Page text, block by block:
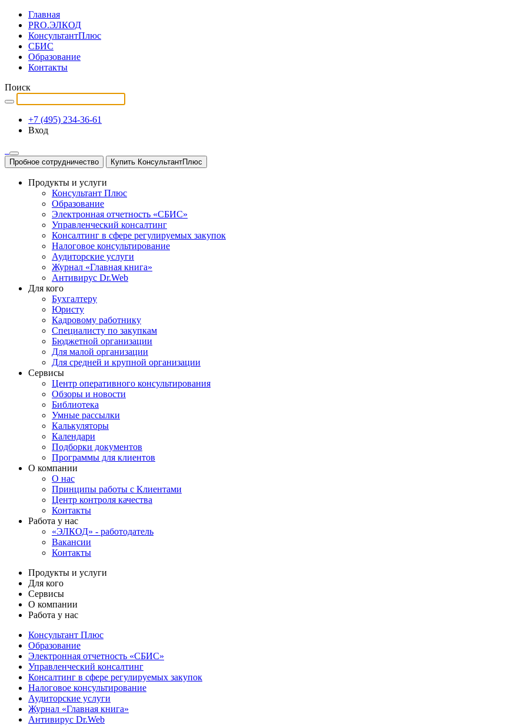
Главная
PRO.ЭЛКОД
КонсультантПлюс
СБИС
Образование
Контакты
Поиск
+7 (495) 234-36-61
Вход
Пробное сотрудничество Купить КонсультантПлюс
Продукты и услуги
Консультант Плюс
Образование
Электронная отчетность «СБИС»
Управленческий консалтинг
Консалтинг в сфере регулируемых закупок
Налоговое консультирование
Аудиторские услуги
Журнал «Главная книга»
Антивирус Dr.Web
Для кого
Бухгалтеру
Юристу
Кадровому работнику
Специалисту по закупкам
Бюджетной организации
Для малой организации
Для средней и крупной организации
Сервисы
Центр оперативного консультирования
Обзоры и новости
Библиотека
Умные рассылки
Калькуляторы
Календари
Подборки документов
Программы для клиентов
О компании
О нас
Принципы работы с Клиентами
Центр контроля качества
Контакты
Работа у нас
«ЭЛКОД» - работодатель
Вакансии
Контакты
Продукты и услуги
Для кого
Сервисы
О компании
Работа у нас
Консультант Плюс
Образование
Электронная отчетность «СБИС»
Управленческий консалтинг
Консалтинг в сфере регулируемых закупок
Налоговое консультирование
Аудиторские услуги
Журнал «Главная книга»
Антивирус Dr.Web